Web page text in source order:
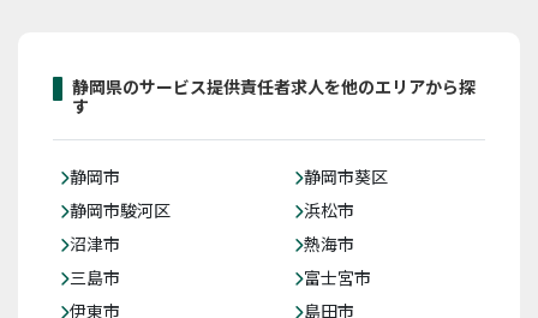
静岡県のサービス提供責任者求人を他のエリアから探
す
静岡市
静岡市葵区
静岡市駿河区
浜松市
沼津市
熱海市
三島市
富士宮市
伊東市
島田市